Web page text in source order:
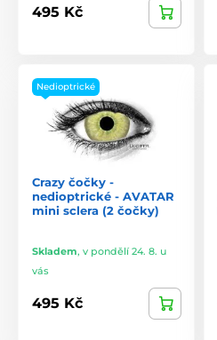
495 Kč
Nedioptrické
Crazy čočky -
nedioptrické - AVATAR
mini sclera (2 čočky)
Skladem, v pondělí 24. 8. u
vás
495 Kč